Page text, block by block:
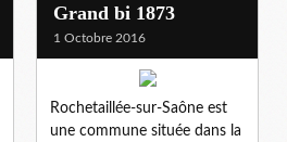
Grand bi 1873
1 Octobre 2016
Rochetaillée-sur-Saône est
une commune située dans la